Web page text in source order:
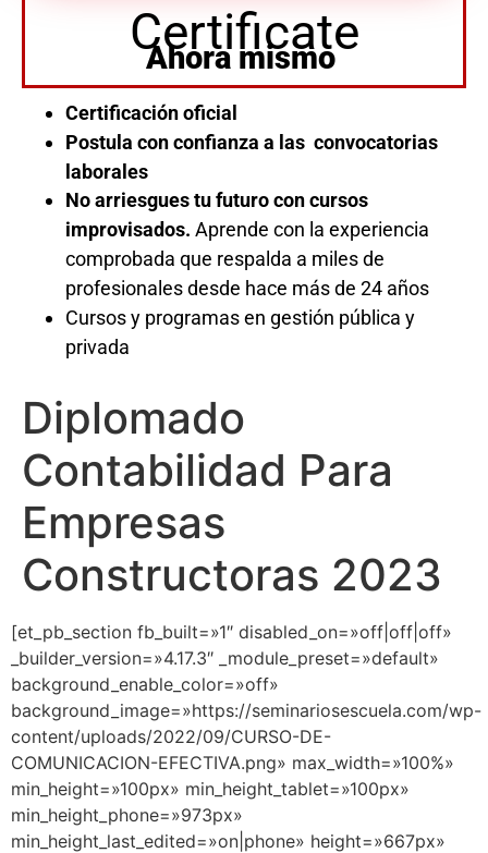
Certificate
Ahora mismo
Certificación oficial
Postula con confianza a las convocatorias
laborales
No arriesgues tu futuro con cursos
improvisados. Aprende con la experiencia
comprobada que respalda a miles de
profesionales desde hace más de 24 años
Cursos y programas en gestión pública y
privada
Diplomado
Contabilidad Para
Empresas
Constructoras 2023
[et_pb_section fb_built=»1″ disabled_on=»off|off|off»
_builder_version=»4.17.3″ _module_preset=»default»
background_enable_color=»off»
background_image=»https://seminariosescuela.com/wp-
content/uploads/2022/09/CURSO-DE-
COMUNICACION-EFECTIVA.png» max_width=»100%»
min_height=»100px» min_height_tablet=»100px»
min_height_phone=»973px»
min_height_last_edited=»on|phone» height=»667px»